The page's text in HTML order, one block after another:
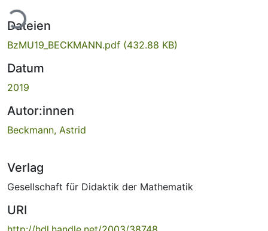
Dateien
BzMU19_BECKMANN.pdf (432.88 KB)
Datum
2019
Autor:innen
Beckmann, Astrid
Verlag
Gesellschaft für Didaktik der Mathematik
URI